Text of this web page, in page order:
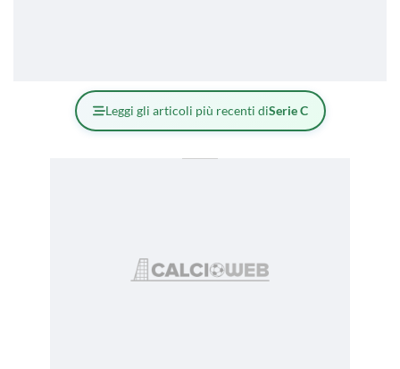
Leggi gli articoli più recenti diSerie C